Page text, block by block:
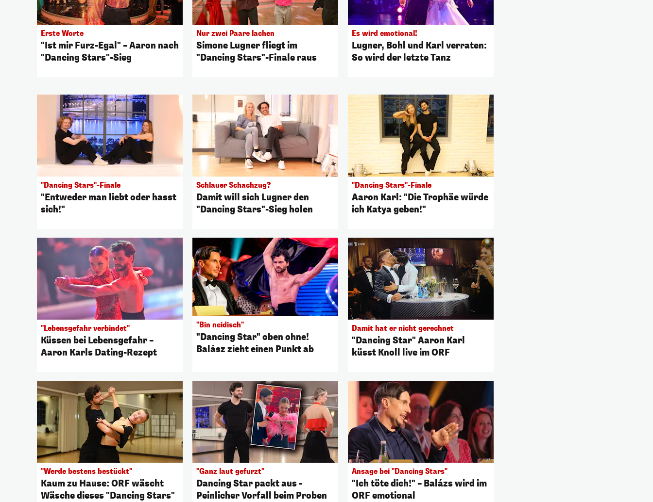
Erste Worte
"Ist mir Furz-Egal" – Aaron nach
"Dancing Stars"-Sieg
Nur zwei Paare lachen
Simone Lugner fliegt im
"Dancing Stars"-Finale raus
Es wird emotional!
Lugner, Bohl und Karl verraten:
So wird der letzte Tanz
"Dancing Stars"-Finale
"Entweder man liebt oder hasst
sich!"
Schlauer Schachzug?
Damit will sich Lugner den
"Dancing Stars"-Sieg holen
"Dancing Stars"-Finale
Aaron Karl: "Die Trophäe würde
ich Katya geben!"
"Lebensgefahr verbindet"
Küssen bei Lebensgefahr –
Aaron Karls Dating-Rezept
"Bin neidisch"
"Dancing Star" oben ohne!
Balász zieht einen Punkt ab
Damit hat er nicht gerechnet
"Dancing Star" Aaron Karl
küsst Knoll live im ORF
"Werde bestens bestückt"
Kaum zu Hause: ORF wäscht
Wäsche dieses "Dancing Stars"
"Ganz laut gefurzt"
Dancing Star packt aus -
Peinlicher Vorfall beim Proben
Ansage bei "Dancing Stars"
"Ich töte dich!" – Balázs wird im
ORF emotional